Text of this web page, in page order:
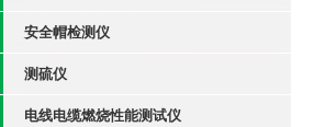
安全帽检测仪
测硫仪
电线电缆燃烧性能测试仪